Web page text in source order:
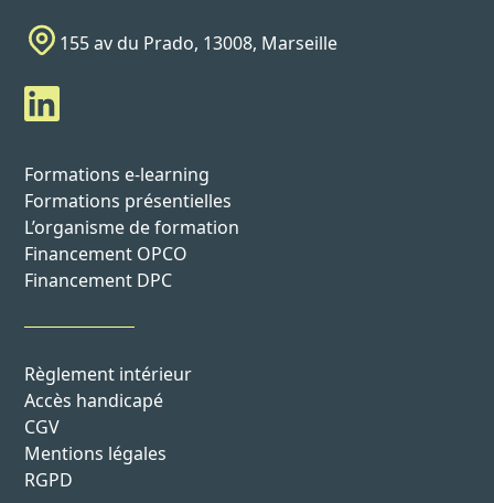
155 av du Prado, 13008, Marseille
Formations e-learning
Formations présentielles
L’organisme de formation
Financement OPCO
Financement DPC
Règlement intérieur
Accès handicapé
CGV
Mentions légales
RGPD